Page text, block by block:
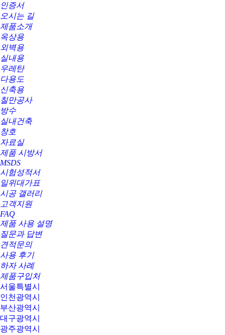
인증서
오시는 길
제품소개
옥상용
외벽용
실내용
우레탄
다용도
신축용
칠만공사
방수
실내건축
창호
자료실
제품 시방서
MSDS
시험성적서
일위대가표
시공 갤러리
고객지원
FAQ
제품 사용 설명
질문과 답변
견적문의
사용 후기
하자 사례
제품구입처
서울특별시
인천광역시
부산광역시
대구광역시
광주광역시